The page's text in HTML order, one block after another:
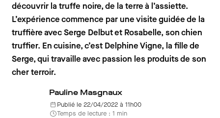
découvrir la truffe noire, de la terre à l’assiette.
L’expérience commence par une visite guidée de la
truffière avec Serge Delbut et Rosabelle, son chien
truffier. En cuisine, c’est Delphine Vigne, la fille de
Serge, qui travaille avec passion les produits de son
cher terroir.
Pauline Masgnaux
Publié le 22/04/2022 à 11h00
Temps de lecture : 1 min